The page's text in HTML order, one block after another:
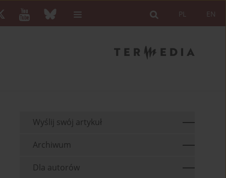
EN
PL
Wyślij swój artykuł
Archiwum
Dla autorów